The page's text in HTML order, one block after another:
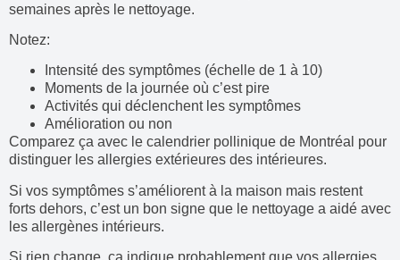
semaines après le nettoyage.
Notez:
Intensité des symptômes (échelle de 1 à 10)
Moments de la journée où c’est pire
Activités qui déclenchent les symptômes
Amélioration ou non
Comparez ça avec le calendrier pollinique de Montréal pour
distinguer les allergies extérieures des intérieures.
Si vos symptômes s’améliorent à la maison mais restent
forts dehors, c’est un bon signe que le nettoyage a aidé avec
les allergènes intérieurs.
Si rien change, ça indique probablement que vos allergies